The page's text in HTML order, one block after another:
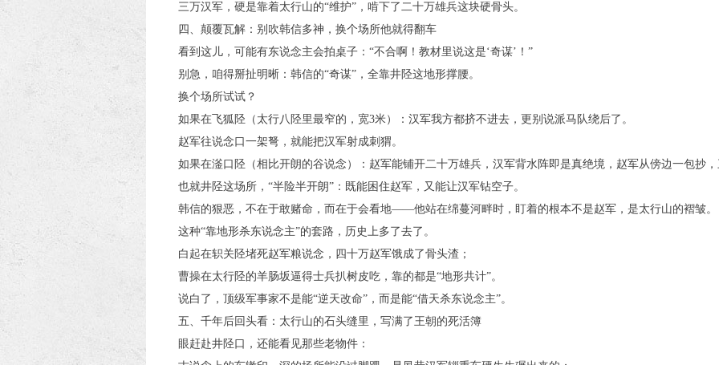
三万汉军，硬是靠着太行山的“维护”，啃下了二十万雄兵这块硬骨头。
四、颠覆瓦解：别吹韩信多神，换个场所他就得翻车
看到这儿，可能有东说念主会拍桌子：“不合啊！教材里说这是‘奇谋’！”
别急，咱得掰扯明晰：韩信的“奇谋”，全靠井陉这地形撑腰。
换个场所试试？
如果在飞狐陉（太行八陉里最窄的，宽3米）：汉军我方都挤不进去，更别说派马队绕后了。
赵军往说念口一架弩，就能把汉军射成刺猬。
如果在滏口陉（相比开朗的谷说念）：赵军能铺开二十万雄兵，汉军背水阵即是真绝境，赵军从傍边一包抄
也就井陉这场所，“半险半开朗”：既能困住赵军，又能让汉军钻空子。
韩信的狠恶，不在于敢赌命，而在于会看地——他站在绵蔓河畔时，盯着的根本不是赵军，是太行山的褶皱。
这种“靠地形杀东说念主”的套路，历史上多了去了。
白起在轵关陉堵死赵军粮说念，四十万赵军饿成了骨头渣；
曹操在太行陉的羊肠坂逼得士兵扒树皮吃，靠的都是“地形共计”。
说白了，顶级军事家不是能“逆天改命”，而是能“借天杀东说念主”。
五、千年后回头看：太行山的石头缝里，写满了王朝的死活簿
眼赶赴井陉口，还能看见那些老物件：